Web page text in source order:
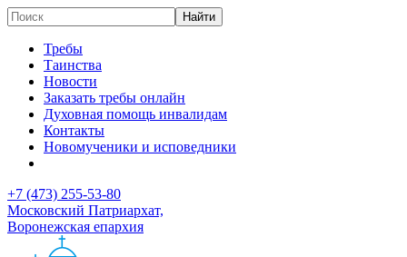
Требы
Таинства
Новости
Заказать требы онлайн
Духовная помощь инвалидам
Контакты
Новомученики и исповедники
+7 (473) 255-53-80
Московский Патриархат,
Воронежская епархия